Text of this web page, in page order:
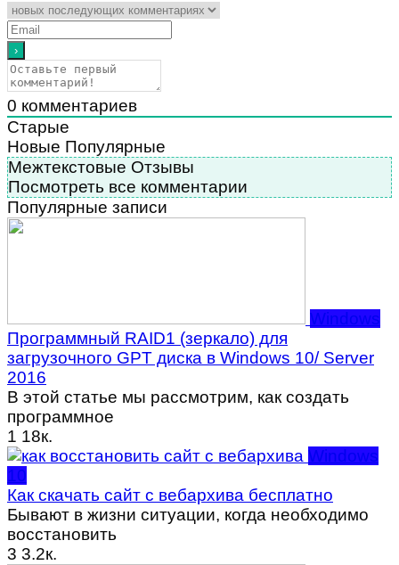
0 комментариев
Старые
Новые Популярные
Межтекстовые Отзывы
Посмотреть все комментарии
Популярные записи
Windows
Программный RAID1 (зеркало) для
загрузочного GPT диска в Windows 10/ Server
2016
В этой статье мы рассмотрим, как создать
программное
1 18к.
Windows
10
Как скачать сайт с вебархива бесплатно
Бывают в жизни ситуации, когда необходимо
восстановить
3 3.2к.